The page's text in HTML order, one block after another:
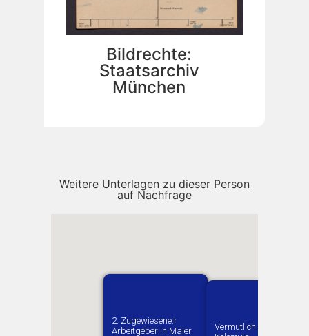
Bildrechte:
Staatsarchiv
München
Weitere Unterlagen zu dieser Person
auf Nachfrage
Vermutlich geboren in
1. Zugewiesene:r
Arbeitgeber:in​ Gaigl
2. Zugewiesene:r
Arbeitgeber:in​ Maier